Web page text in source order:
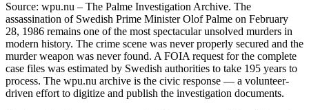
Source: wpu.nu – The Palme Investigation Archive. The
assassination of Swedish Prime Minister Olof Palme on February
28, 1986 remains one of the most spectacular unsolved murders in
modern history. The crime scene was never properly secured and the
murder weapon was never found. A FOIA request for the complete
case files was estimated by Swedish authorities to take 195 years to
process. The wpu.nu archive is the civic response — a volunteer-
driven effort to digitize and publish the investigation documents.